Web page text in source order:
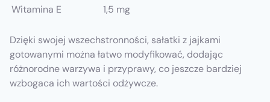
Witamina E
1,5 mg
Dzięki swojej wszechstronności, sałatki z jajkami
gotowanymi można łatwo modyfikować, dodając
różnorodne warzywa i przyprawy, co jeszcze bardziej
wzbogaca ich wartości odżywcze.